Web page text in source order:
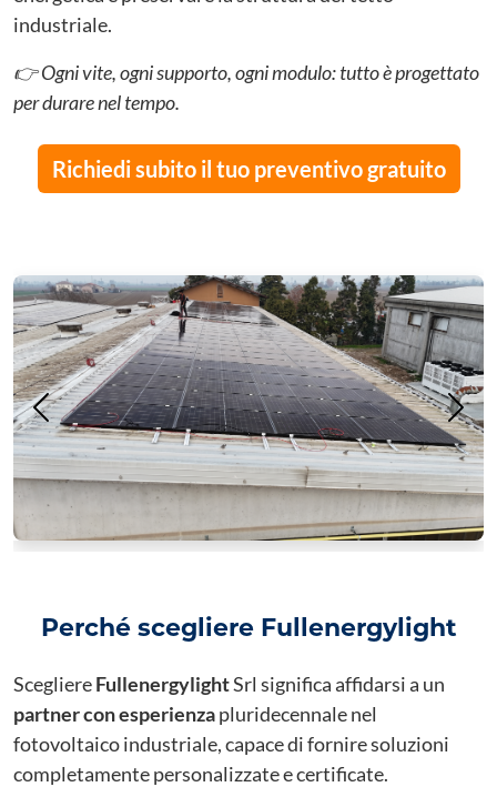
industriale.
👉 Ogni vite, ogni supporto, ogni modulo: tutto è progettato
per durare nel tempo.
Richiedi subito il tuo preventivo gratuito
Precedente
Perché scegliere Fullenergylight
ScegliereFullenergylightSrl significa affidarsi a un
partner con esperienzapluridecennale nel
fotovoltaico industriale, capace di fornire soluzioni
completamente personalizzate e certificate.